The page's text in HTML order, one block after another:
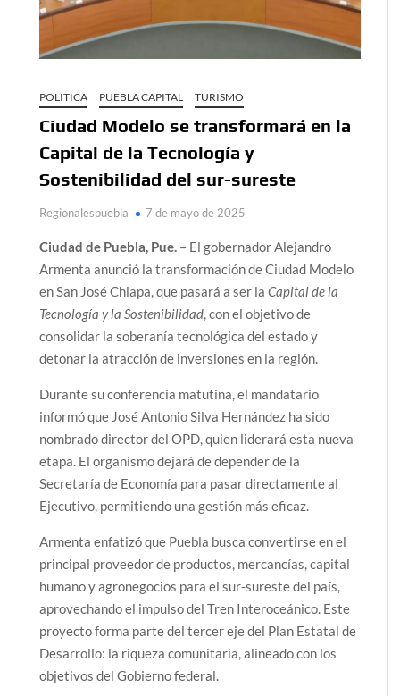
POLITICA PUEBLA CAPITAL TURISMO
Ciudad Modelo se transformará en la
Capital de la Tecnología y
Sostenibilidad del sur-sureste
Regionalespuebla 7 de mayo de 2025
Ciudad de Puebla, Pue. – El gobernador Alejandro
Armenta anunció la transformación de Ciudad Modelo
en San José Chiapa, que pasará a ser laCapital de la
Tecnología y la Sostenibilidad, con el objetivo de
consolidar la soberanía tecnológica del estado y
detonar la atracción de inversiones en la región.
Durante su conferencia matutina, el mandatario
informó que José Antonio Silva Hernández ha sido
nombrado director del OPD, quien liderará esta nueva
etapa. El organismo dejará de depender de la
Secretaría de Economía para pasar directamente al
Ejecutivo, permitiendo una gestión más eficaz.
Armenta enfatizó que Puebla busca convertirse en el
principal proveedor de productos, mercancías, capital
humano y agronegocios para el sur-sureste del país,
aprovechando el impulso del Tren Interoceánico. Este
proyecto forma parte del tercer eje del Plan Estatal de
Desarrollo: la riqueza comunitaria, alineado con los
objetivos del Gobierno federal.